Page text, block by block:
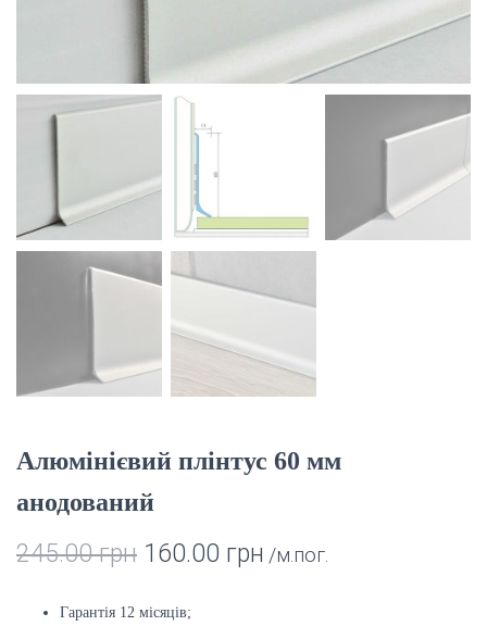
Алюмінієвий плінтус 60 мм
анодований
245.00грн 160.00 грн /м.пог.
Гарантія 12 місяців;